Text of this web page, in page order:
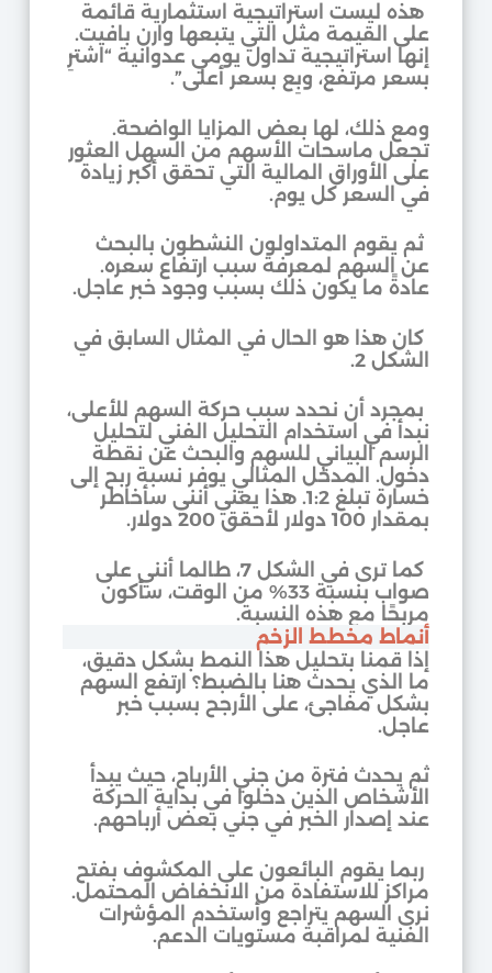
هذه ليست استراتيجية استثمارية قائمة
على القيمة مثل التي يتبعها وارن بافيت.
إنها استراتيجية تداول يومي عدوانية “اشترِ
بسعر مرتفع، وبِع بسعر أعلى”.
ومع ذلك، لها بعض المزايا الواضحة.
تجعل ماسحات الأسهم من السهل العثور
على الأوراق المالية التي تحقق أكبر زيادة
في السعر كل يوم.
ثم يقوم المتداولون النشطون بالبحث
عن السهم لمعرفة سبب ارتفاع سعره.
عادةً ما يكون ذلك بسبب وجود خبر عاجل.
كان هذا هو الحال في المثال السابق في
الشكل 2.
بمجرد أن نحدد سبب حركة السهم للأعلى،
نبدأ في استخدام التحليل الفني لتحليل
الرسم البياني للسهم والبحث عن نقطة
دخول. المدخل المثالي يوفر نسبة ربح إلى
خسارة تبلغ 1:2. هذا يعني أنني سأخاطر
بمقدار 100 دولار لأحقق 200 دولار.
كما ترى في الشكل 7، طالما أنني على
صواب بنسبة 33% من الوقت، سأكون
مربحًا مع هذه النسبة.
أنماط مخطط الزخم
إذا قمنا بتحليل هذا النمط بشكل دقيق،
ما الذي يحدث هنا بالضبط؟ ارتفع السهم
بشكل مفاجئ، على الأرجح بسبب خبر
عاجل.
ثم يحدث فترة من جني الأرباح، حيث يبدأ
الأشخاص الذين دخلوا في بداية الحركة
عند إصدار الخبر في جني بعض أرباحهم.
ربما يقوم البائعون على المكشوف بفتح
مراكز للاستفادة من الانخفاض المحتمل.
نرى السهم يتراجع وأستخدم المؤشرات
الفنية لمراقبة مستويات الدعم.